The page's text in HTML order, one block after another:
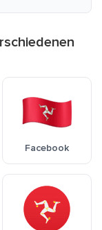
Facebook